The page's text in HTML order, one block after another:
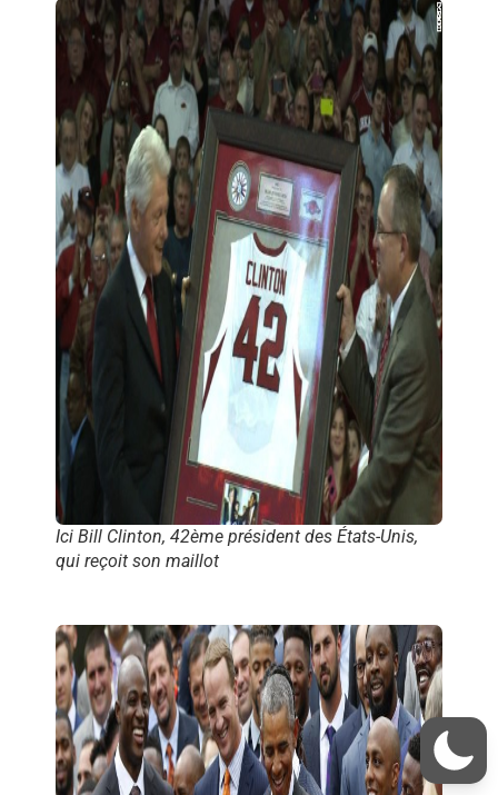
Ici Bill Clinton, 42ème président des États-Unis,
qui reçoit son maillot